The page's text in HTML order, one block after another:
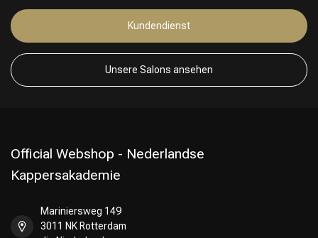
Kundendienst
Unsere Salons ansehen
Official Webshop - Nederlandse
Kappersakademie
Mariniersweg 149
3011 NK Rotterdam